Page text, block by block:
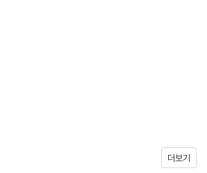
를 뛰쳐나가서, 그녀를 어깨 위에 올리고 벌
작한다.
더보기